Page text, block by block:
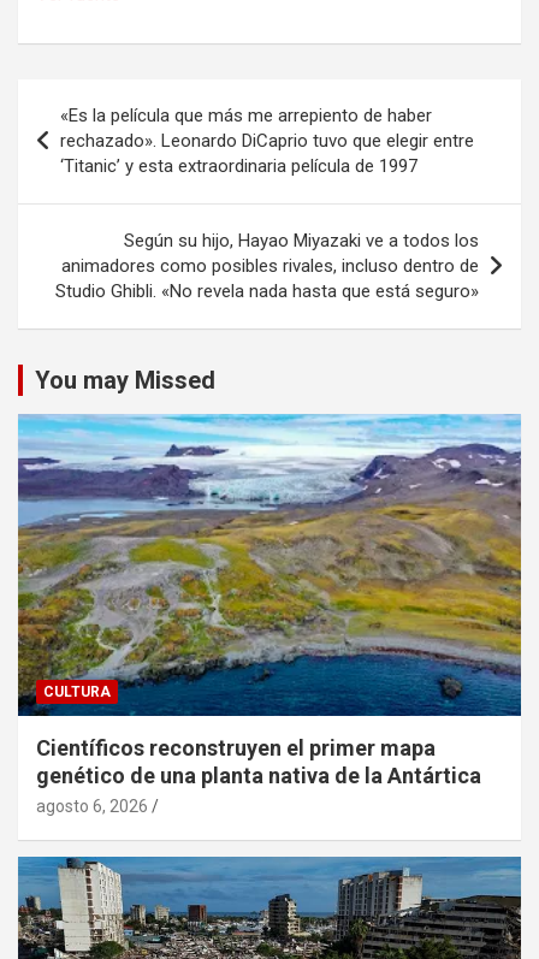
de
entradas
«Es la película que más me arrepiento de haber
rechazado». Leonardo DiCaprio tuvo que elegir entre
‘Titanic’ y esta extraordinaria película de 1997
Según su hijo, Hayao Miyazaki ve a todos los
animadores como posibles rivales, incluso dentro de
Studio Ghibli. «No revela nada hasta que está seguro»
You may Missed
CULTURA
Científicos reconstruyen el primer mapa
genético de una planta nativa de la Antártica
agosto 6, 2026